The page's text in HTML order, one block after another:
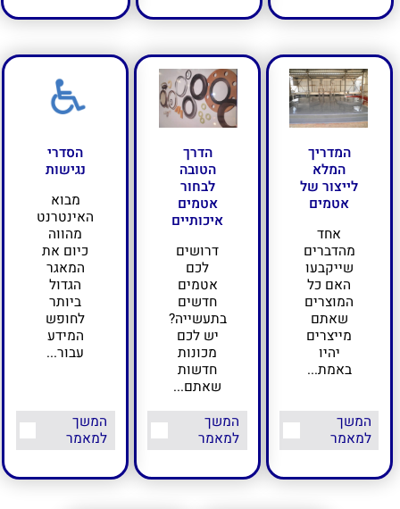
המדריך
המלא
לייצור של
אטמים
אחד
מהדברים
שייקבעו
האם כל
המוצרים
שאתם
מייצרים
יהיו
באמת...
המשך
למאמר
הדרך
הטובה
לבחור
אטמים
איכותיים
דרושים
לכם
אטמים
חדשים
בתעשייה?
יש לכם
מכונות
חדשות
שאתם...
המשך
למאמר
הסדרי
נגישות
מבוא
האינטרנט
מהווה
כיום את
המאגר
הגדול
ביותר
לחופש
המידע
עבור...
המשך
למאמר